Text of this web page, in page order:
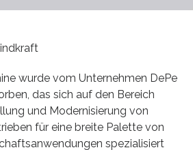
wurde vom Unternehmen DePe
das sich auf den Bereich
und Modernisierung von
für eine breite Palette von
spezialisiert